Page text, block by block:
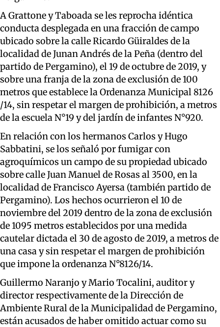
A Grattone y Taboada se les reprocha idéntica
conducta desplegada en una fracción de campo
ubicado sobre la calle Ricardo Güiraldes de la
localidad de Junan Andrés de la Peña (dentro del
partido de Pergamino), el 19 de octubre de 2019, y
sobre una franja de la zona de exclusión de 100
metros que establece la Ordenanza Municipal 8126
/14, sin respetar el margen de prohibición, a metros
de la escuela N°19 y del jardín de infantes N°920.
En relación con los hermanos Carlos y Hugo
Sabbatini, se los señaló por fumigar con
agroquímicos un campo de su propiedad ubicado
sobre calle Juan Manuel de Rosas al 3500, en la
localidad de Francisco Ayersa (también partido de
Pergamino). Los hechos ocurrieron el 10 de
noviembre del 2019 dentro de la zona de exclusión
de 1095 metros establecidos por una medida
cautelar dictada el 30 de agosto de 2019, a metros de
una casa y sin respetar el margen de prohibición
que impone la ordenanza N°8126/14.
Guillermo Naranjo y Mario Tocalini, auditor y
director respectivamente de la Dirección de
Ambiente Rural de la Municipalidad de Pergamino,
están acusados de haber omitido actuar como su